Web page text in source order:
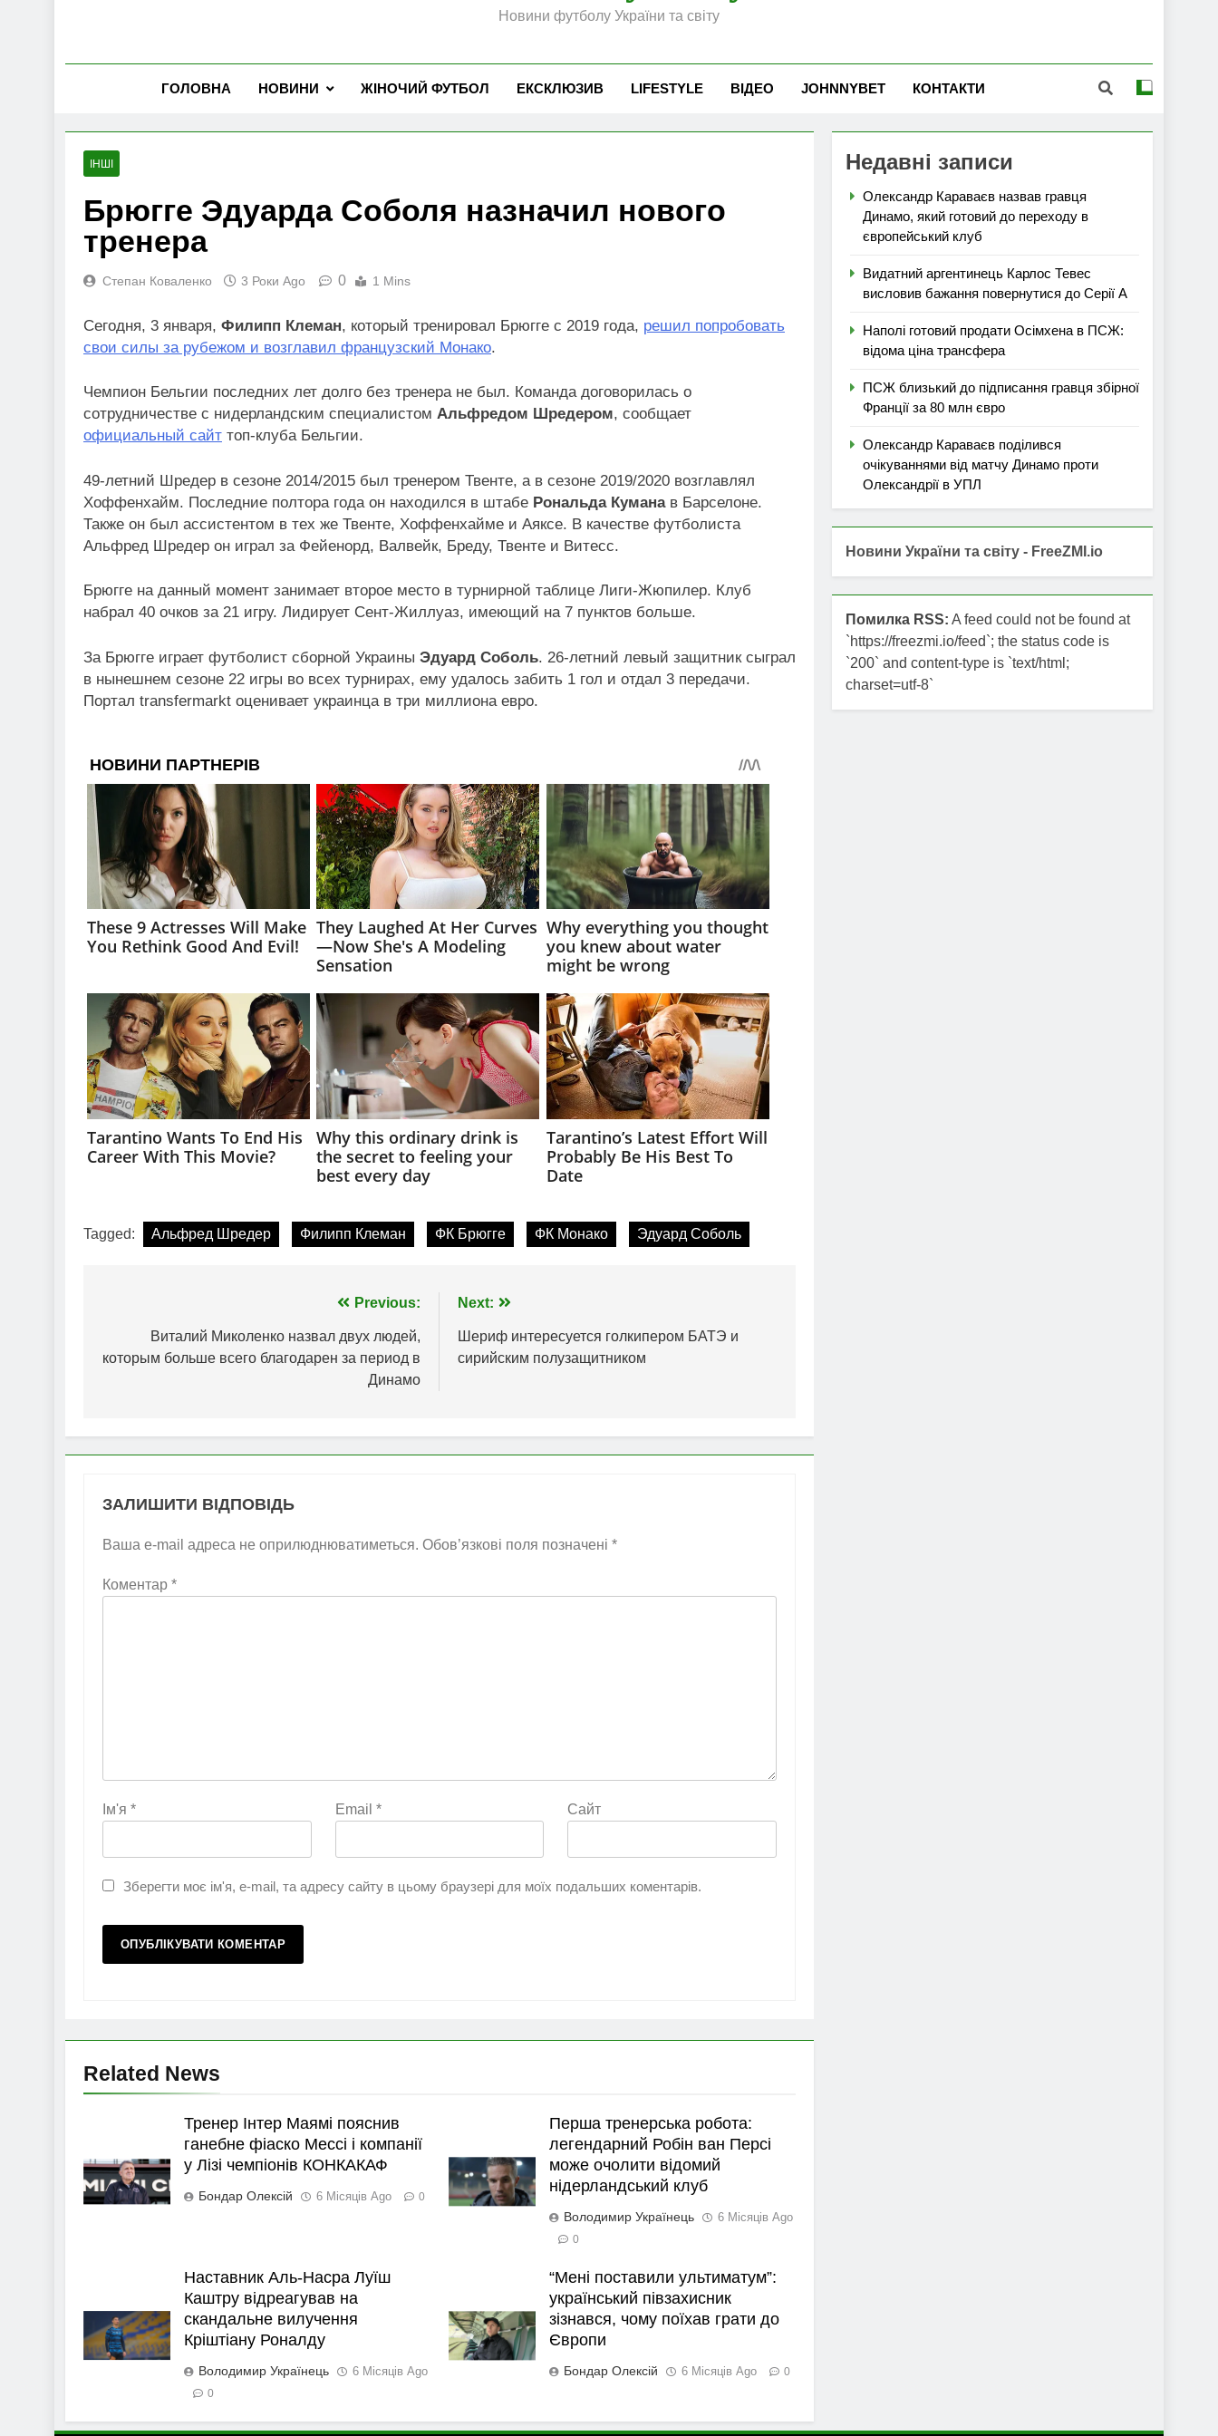
Новини футболу України та світу
ГОЛОВНА НОВИНИ ЖІНОЧИЙ ФУТБОЛ ЕКСКЛЮЗИВ LIFESTYLE ВІДЕО JOHNNYBET КОНТАКТИ
ІНШІ
Брюгге Эдуарда Соболя назначил нового
тренера
Степан Коваленко 3 Роки Ago 0 1 Mins
Сегодня, 3 января, Филипп Клеман, который тренировал Брюгге с 2019 года, решил попробовать
свои силы за рубежом и возглавил французский Монако.
Чемпион Бельгии последних лет долго без тренера не был. Команда договорилась о
сотрудничестве с нидерландским специалистом Альфредом Шредером, сообщает
официальный сайт топ-клуба Бельгии.
49-летний Шредер в сезоне 2014/2015 был тренером Твенте, а в сезоне 2019/2020 возглавлял
Хоффенхайм. Последние полтора года он находился в штабе Рональда Куманав Барселоне.
Также он был ассистентом в тех же Твенте, Хоффенхайме и Аяксе. В качестве футболиста
Альфред Шредер он играл за Фейенорд, Валвейк, Бреду, Твенте и Витесс.
Брюгге на данный момент занимает второе место в турнирной таблице Лиги-Жюпилер. Клуб
набрал 40 очков за 21 игру. Лидирует Сент-Жиллуаз, имеющий на 7 пунктов больше.
За Брюгге играет футболист сборной Украины Эдуард Соболь. 26-летний левый защитник сыграл
в нынешнем сезоне 22 игры во всех турнирах, ему удалось забить 1 гол и отдал 3 передачи.
Портал transfermarkt оценивает украинца в три миллиона евро.
Tagged: Альфред Шредер Филипп Клеман ФК Брюгге ФК Монако Эдуард Соболь
записів
Previous:
Виталий Миколенко назвал двух людей,
которым больше всего благодарен за период в
Динамо
Next:
Шериф интересуется голкипером БАТЭ и
сирийским полузащитником
ЗАЛИШИТИ ВІДПОВІДЬ
Ваша e-mail адреса не оприлюднюватиметься. Обов’язкові поля позначені *
Коментар *
Ім'я * Email * Сайт
Зберегти моє ім'я, e-mail, та адресу сайту в цьому браузері для моїх подальших коментарів.
Related News
Тренер Інтер Маямі пояснив
ганебне фіаско Мессі і компанії
у Лізі чемпіонів КОНКАКАФ
Бондар Олексій 6 Місяців Ago 0
Перша тренерська робота:
легендарний Робін ван Персі
може очолити відомий
нідерландський клуб
Володимир Українець 6 Місяців Ago
0
Наставник Аль-Насра Луїш
Каштру відреагував на
скандальне вилучення
Кріштіану Роналду
Володимир Українець 6 Місяців Ago
0
“Мені поставили ультиматум”:
український півзахисник
зізнався, чому поїхав грати до
Європи
Бондар Олексій 6 Місяців Ago 0
Недавні записи
Олександр Караваєв назвав гравця
Динамо, який готовий до переходу в
європейський клуб
Видатний аргентинець Карлос Тевес
висловив бажання повернутися до Серії А
Наполі готовий продати Осімхена в ПСЖ:
відома ціна трансфера
ПСЖ близький до підписання гравця збірної
Франції за 80 млн євро
Олександр Караваєв поділився
очікуваннями від матчу Динамо проти
Олександрії в УПЛ
Новини України та світу - FreeZMI.io
Помилка RSS: A feed could not be found at
`https://freezmi.io/feed`; the status code is
`200` and content-type is `text/html;
charset=utf-8`